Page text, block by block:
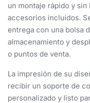
un montaje rápido y
accesorios incluidos.
entrega con una bolsa
almacenamiento y
o puntos de venta.
La impresión de su
recibir un soporte de
personalizado y listo